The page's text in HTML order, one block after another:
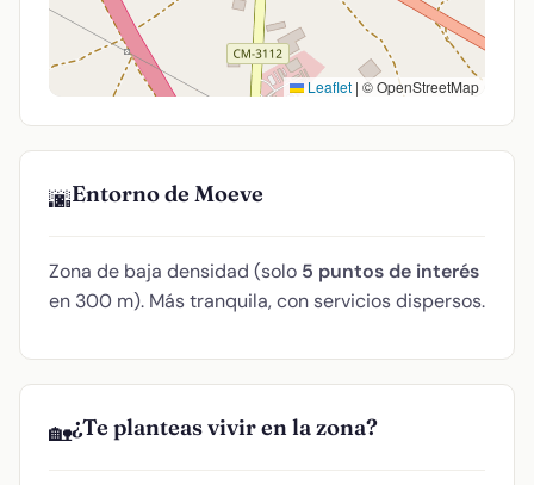
Leaflet | © OpenStreetMap
🌆Entorno de Moeve
Zona de baja densidad (solo 5 puntos de interés
en 300 m). Más tranquila, con servicios dispersos.
🏡¿Te planteas vivir en la zona?